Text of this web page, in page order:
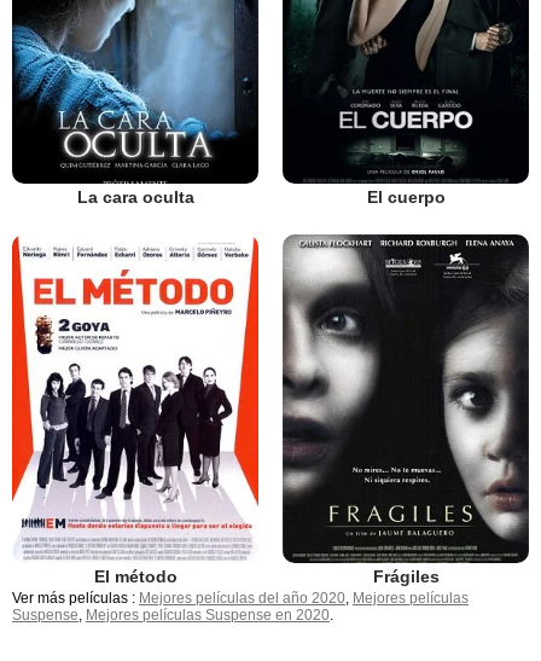
La cara oculta El cuerpo
El método Frágiles
Ver más películas : Mejores películas del año 2020 Mejores películas
Suspense Mejores películas Suspense en 2020